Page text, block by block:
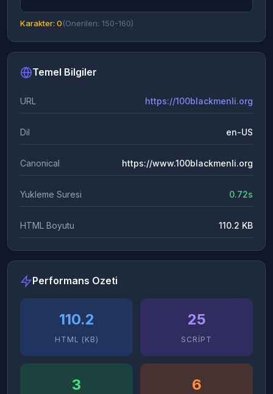
Karakter: 0(Onerilen: 150-160)
Temel Bilgiler
URL https://100blackmenli.org
Dil en-US
Canonical https://www.100blackmenli.org
Yukleme Suresi 0.72s
HTML Boyutu 110.2 KB
Performans Ozeti
110.2
HTML (KB)
25
SCRIPT
3 6